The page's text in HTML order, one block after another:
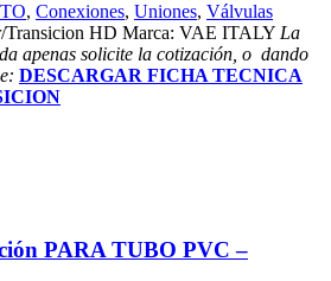
, Conexiones, Uniones, Válvulas
Transicion HD Marca: VAE ITALY La
apenas solicite la cotización, o dando
DESCARGAR FICHA TECNICA
PARA TUBO PVC –